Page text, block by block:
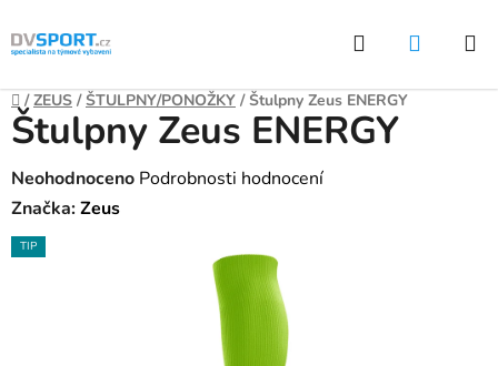
Přejít
na
Hledat
Domů
/ ZEUS / ŠTULPNY/PONOŽKY / Štulpny Zeus ENERGY
Štulpny Zeus ENERGY
Průměrné
hodnocení
produktu
Neohodnoceno Podrobnosti hodnocení
Značka:Zeus
TIP